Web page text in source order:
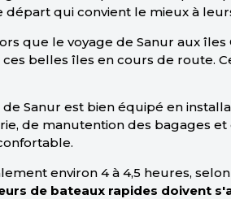
qui convient le mieux à
que le voyage de Sanur aux
belles îles en cours de route.
de Sanur est bien équipé en
de manutention des bagages
environ 4 à 4,5 heures,
de bateaux rapides doivent